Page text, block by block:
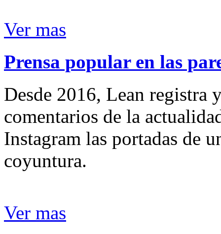
Ver mas
Prensa popular en las
Desde 2016, Lean registra
comentarios de la
Instagram las portadas de
coyuntura.
Ver mas